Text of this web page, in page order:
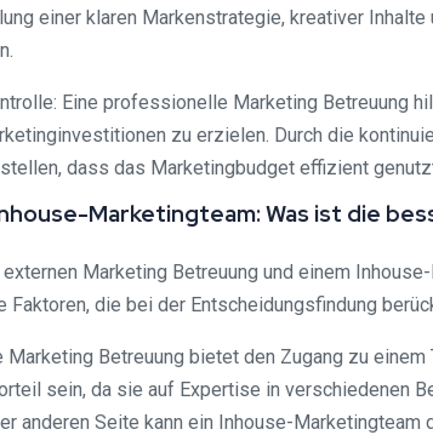
einer klaren Markenstrategie, kreativer
Eine professionelle Marketing Betreuung
zu erzielen. Durch die
dass das Marketingbudget effizient
Marketingteam: Was ist die
Marketing Betreuung und einem
Faktoren, die bei der Entscheidungsfindung
Marketing Betreuung bietet den Zugang zu
sein, da sie auf Expertise in verschiedenen
anderen Seite kann ein Inhouse-